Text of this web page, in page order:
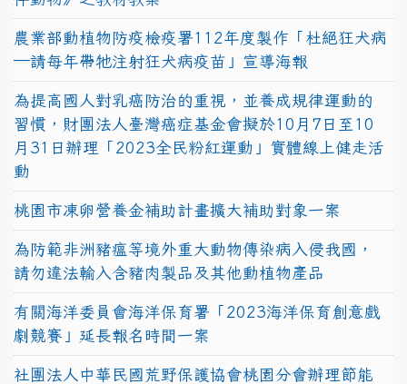
農業部動植物防疫檢疫署112年度製作「杜絕狂犬病
—請每年帶牠注射狂犬病疫苗」宣導海報
為提高國人對乳癌防治的重視，並養成規律運動的
習慣，財團法人臺灣癌症基金會擬於10月7日至10
月31日辦理「2023全民粉紅運動」實體線上健走活
動
桃園市凍卵營養金補助計畫擴大補助對象一案
為防範非洲豬瘟等境外重大動物傳染病入侵我國，
請勿違法輸入含豬肉製品及其他動植物產品
有關海洋委員會海洋保育署「2023海洋保育創意戲
劇競賽」延長報名時間一案
社團法人中華民國荒野保護協會桃園分會辦理節能